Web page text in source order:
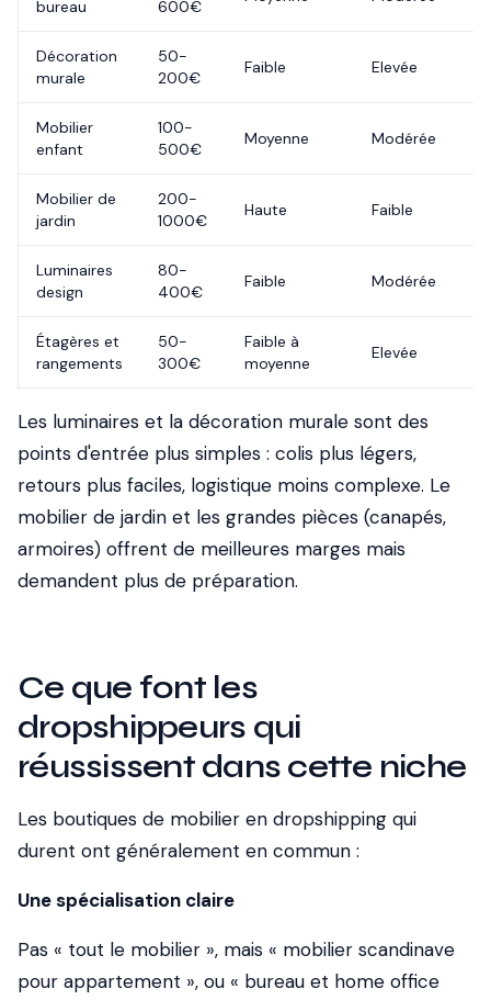
bureau
600€
Décoration
murale
50-
200€
Faible Elevée
Mobilier
enfant
100-
500€
Moyenne Modérée
Mobilier de
jardin
200-
1000€
Haute Faible
Luminaires
design
80-
400€
Faible Modérée
Étagères et
rangements
50-
300€
Faible à
moyenne
Elevée
Les luminaires et la décoration murale sont des
points d'entrée plus simples : colis plus légers,
retours plus faciles, logistique moins complexe. Le
mobilier de jardin et les grandes pièces (canapés,
armoires) offrent de meilleures marges mais
demandent plus de préparation.
Ce que font les
dropshippeurs qui
réussissent dans cette niche
Les boutiques de mobilier en dropshipping qui
durent ont généralement en commun :
Une spécialisation claire
Pas « tout le mobilier », mais « mobilier scandinave
pour appartement », ou « bureau et home office